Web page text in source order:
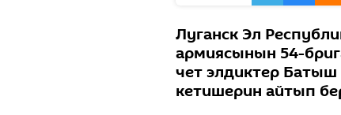
Луганск Эл
армиясынын 54-
чет элдиктер
кетишерин айтып